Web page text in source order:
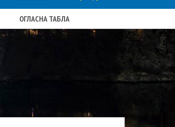
ОГЛАСНА ТАБЛА